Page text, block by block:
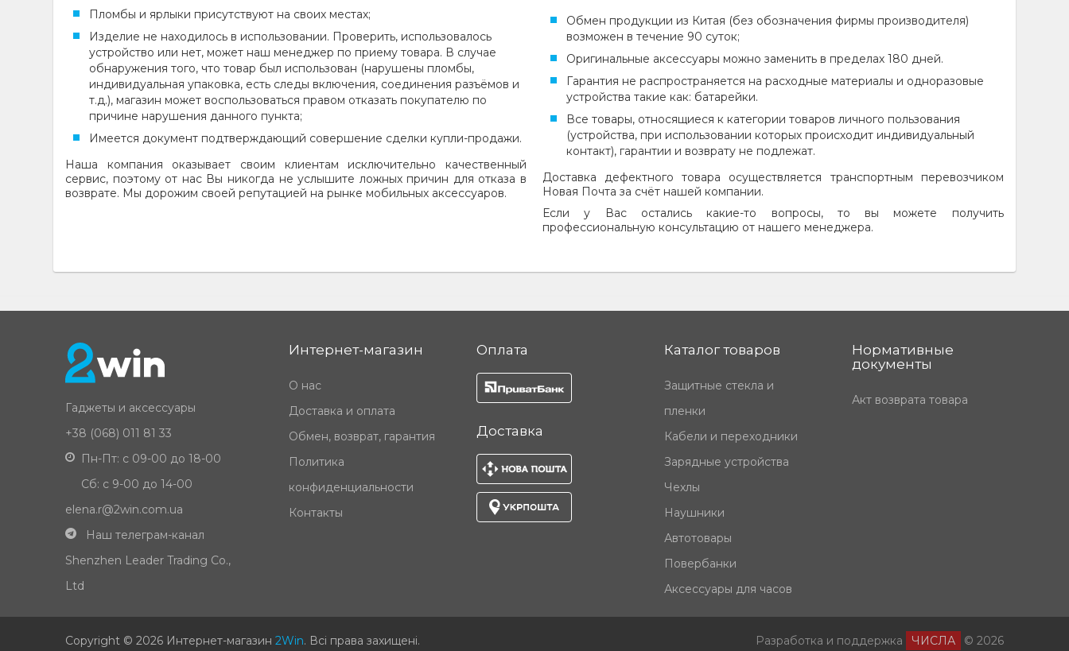
Пломбы и ярлыки присутствуют на своих местах;
Изделие не находилось в использовании. Проверить, использовалось
устройство или нет, может наш менеджер по приему товара. В случае
обнаружения того, что товар был использован (нарушены пломбы,
индивидуальная упаковка, есть следы включения, соединения разъёмов и
т.д.), магазин может воспользоваться правом отказать покупателю по
причине нарушения данного пункта;
Имеется документ подтверждающий совершение сделки купли-продажи.
Наша компания оказывает своим клиентам исключительно качественный
сервис, поэтому от нас Вы никогда не услышите ложных причин для отказа в
возврате. Мы дорожим своей репутацией на рынке мобильных аксессуаров.
Обмен продукции из Китая (без обозначения фирмы производителя)
возможен в течение 90 суток;
Оригинальные аксессуары можно заменить в пределах 180 дней.
Гарантия не распространяется на расходные материалы и одноразовые
устройства такие как: батарейки.
Все товары, относящиеся к категории товаров личного пользования
(устройства, при использовании которых происходит индивидуальный
контакт), гарантии и возврату не подлежат.
Доставка дефектного товара осуществляется транспортным перевозчиком
Новая Почта за счёт нашей компании.
Если у Вас остались какие-то вопросы, то вы можете получить
профессиональную консультацию от нашего менеджера.
Гаджеты и аксессуары
+38 (068) 011 81 33
Пн-Пт: с 09-00 до 18-00
Сб: с 9-00 до 14-00
elena.r@2win.com.ua
Наш телеграм-канал
Shenzhen Leader Trading Co.,
Ltd
Интернет-магазин
О нас
Доставка и оплата
Обмен, возврат, гарантия
Политика
конфиденциальности
Контакты
Оплата
Доставка
Каталог товаров
Защитные стекла и
пленки
Кабели и переходники
Зарядные устройства
Чехлы
Наушники
Автотовары
Повербанки
Аксессуары для часов
Нормативные
документы
Акт возврата товара
Copyright © 2026 Интернет-магазин2Win. Всі права захищені. Разработка и поддержка ЧИСЛА © 2026